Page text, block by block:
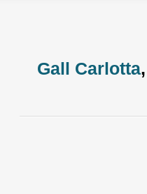
Gall Carlotta,